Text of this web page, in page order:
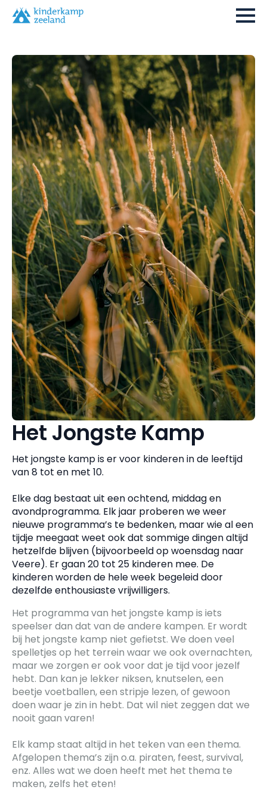
Het Jongste Kamp
Het jongste kamp is er voor kinderen in de leeftijd
van 8 tot en met 10.
Elke dag bestaat uit een ochtend, middag en
avondprogramma. Elk jaar proberen we weer
nieuwe programma’s te bedenken, maar wie al een
tijdje meegaat weet ook dat sommige dingen altijd
hetzelfde blijven (bijvoorbeeld op woensdag naar
Veere). Er gaan 20 tot 25 kinderen mee. De
kinderen worden de hele week begeleid door
dezelfde enthousiaste vrijwilligers.
Het programma van het jongste kamp is iets
speelser dan dat van de andere kampen. Er wordt
bij het jongste kamp niet gefietst. We doen veel
spelletjes op het terrein waar we ook overnachten,
maar we zorgen er ook voor dat je tijd voor jezelf
hebt. Dan kan je lekker niksen, knutselen, een
beetje voetballen, een stripje lezen, of gewoon
doen waar je zin in hebt. Dat wil niet zeggen dat we
nooit gaan varen!
Elk kamp staat altijd in het teken van een thema.
Afgelopen thema’s zijn o.a. piraten, feest, survival,
enz. Alles wat we doen heeft met het thema te
maken, zelfs het eten!